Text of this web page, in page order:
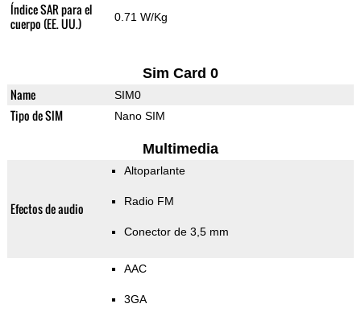
Índice SAR para el
cuerpo (EE. UU.)
0.71 W/Kg
Sim Card 0
Name SIM0
Tipo de SIM Nano SIM
Multimedia
Efectos de audio
Altoparlante
Radio FM
Conector de 3,5 mm
AAC
3GA